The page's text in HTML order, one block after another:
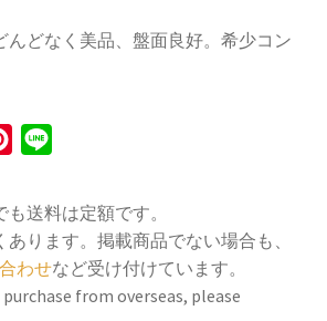
んどなく美品、盤面良好。希少コン
n
t
e
r
n
e
送料は定額です。
ります。掲載商品でない場合も、
わせなど受け付けています。
from overseas, please